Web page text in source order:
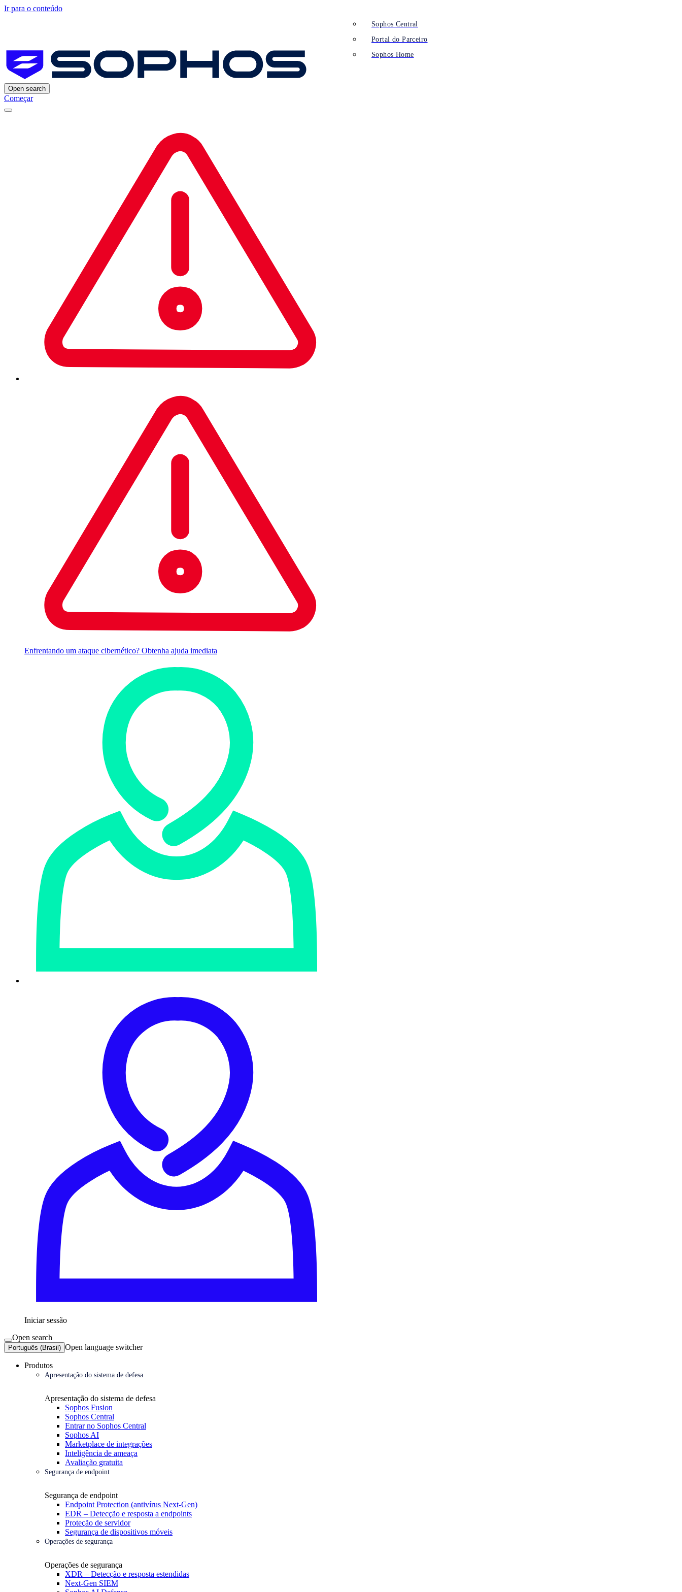
Ir para o conteúdo
Open search
Começar
Enfrentando um ataque cibernético? Obtenha ajuda imediata
Iniciar sessão
Sophos Central
Portal do Parceiro
Sophos Home
Open search
Português (Brasil) Open language switcher
Produtos
Apresentação do sistema de defesa
Apresentação do sistema de defesa
Sophos Fusion
Sophos Central
Entrar no Sophos Central
Sophos AI
Marketplace de integrações
Inteligência de ameaça
Avaliação gratuita
Segurança de endpoint
Segurança de endpoint
Endpoint Protection (antivírus Next-Gen)
EDR – Detecção e resposta a endpoints
Proteção de servidor
Segurança de dispositivos móveis
Operações de segurança
Operações de segurança
XDR – Detecção e resposta estendidas
Next-Gen SIEM